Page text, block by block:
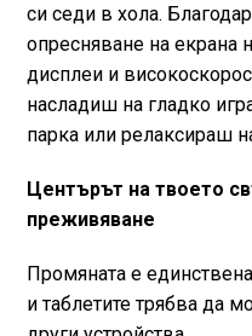
си седи в хола.
опресняване на екрана
дисплеи и
насладиш на гладко
парка или релаксираш
Центърът на твоето
преживяване
Промяната е
и таблетите трябва да